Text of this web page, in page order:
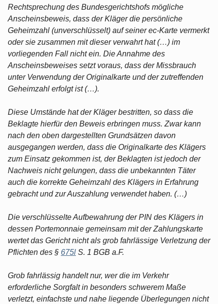
Rechtsprechung des Bundesgerichtshofs mögliche
Anscheinsbeweis, dass der Kläger die persönliche
Geheimzahl (unverschlüsselt) auf seiner ec-Karte vermerkt
oder sie zusammen mit dieser verwahrt hat (…) im
vorliegenden Fall nicht ein. Die Annahme des
Anscheinsbeweises setzt voraus, dass der Missbrauch
unter Verwendung der Originalkarte und der zutreffenden
Geheimzahl erfolgt ist (…).
Diese Umstände hat der Kläger bestritten, so dass die
Beklagte hierfür den Beweis erbringen muss. Zwar kann
nach den oben dargestellten Grundsätzen davon
ausgegangen werden, dass die Originalkarte des Klägers
zum Einsatz gekommen ist, der Beklagten ist jedoch der
Nachweis nicht gelungen, dass die unbekannten Täter
auch die korrekte Geheimzahl des Klägers in Erfahrung
gebracht und zur Auszahlung verwendet haben. (…)
Die verschlüsselte Aufbewahrung der PIN des Klägers in
dessen Portemonnaie gemeinsam mit der Zahlungskarte
wertet das Gericht nicht als grob fahrlässige Verletzung der
Pflichten des § 675l S. 1 BGB a.F.
Grob fahrlässig handelt nur, wer die im Verkehr
erforderliche Sorgfalt in besonders schwerem Maße
verletzt, einfachste und nahe liegende Überlegungen nicht